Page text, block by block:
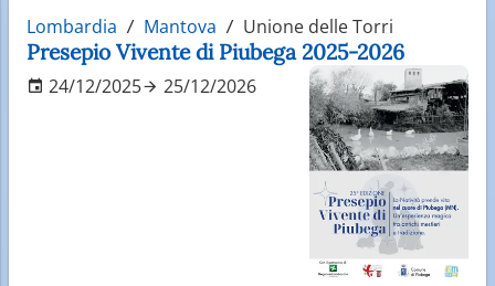
Lombardia Mantova Unione delle Torri
Presepio Vivente di Piubega 2025-2026
24/12/2025 25/12/2026